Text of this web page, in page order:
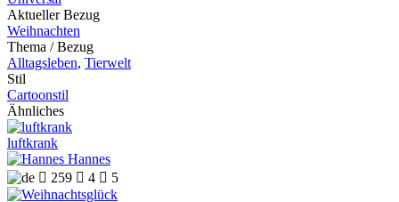
Aktueller Bezug
Weihnachten
Thema / Bezug
Alltagsleben, Tierwelt
Stil
Cartoonstil
Ähnliches
luftkrank
Hannes
 259  4  5